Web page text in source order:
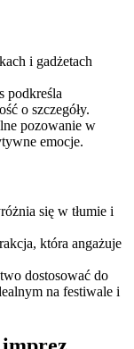
i gadżetach
podkreśla
o szczegóły.
pozowanie w
emocje.
się w tłumie i
która angażuje
dostosować do
na festiwale i